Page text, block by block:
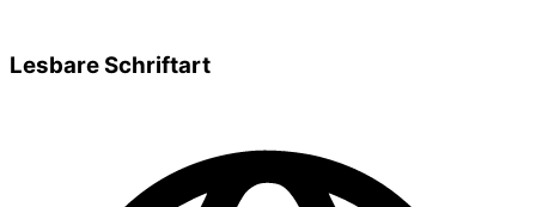
Lesbare Schriftart